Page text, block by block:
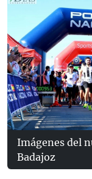
Imágenes del
Badajoz